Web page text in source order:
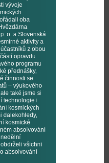
vývoje
oba
o. a Slovenská
aktivity a
z obou
opravdu
programu
přednášky,
činnosti se
– výukového
také jsme si
technologie i
kosmických
dalekohledy,
kosmické
absolvování
všichni
absolvování